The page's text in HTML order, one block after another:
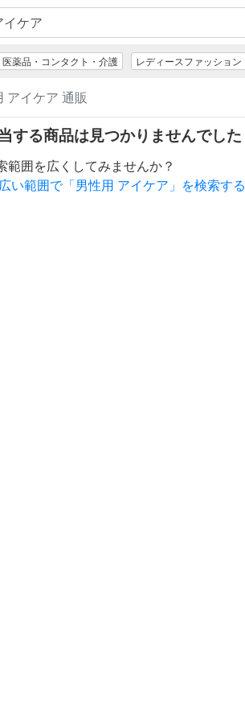
医薬品・コンタクト・介護 レディースファッション
アイケア 通販
する商品は見つかりませんでした
範囲を広くしてみませんか？
広い範囲で「男性用 アイケア」を検索する